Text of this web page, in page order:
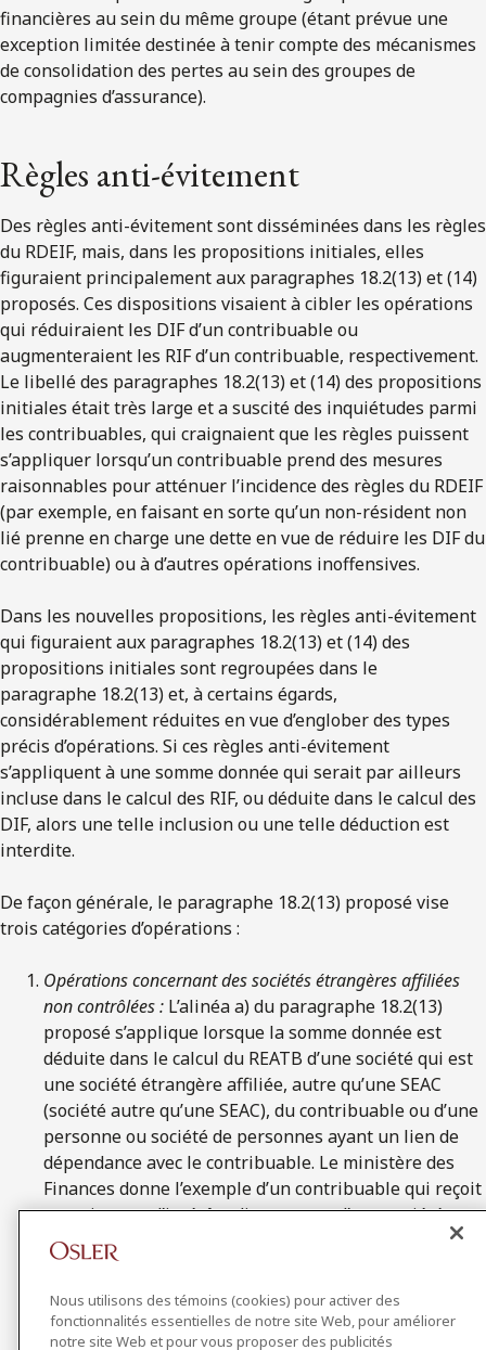
financières au sein du même groupe (étant prévue une
exception limitée destinée à tenir compte des mécanismes
de consolidation des pertes au sein des groupes de
compagnies d’assurance).
Règles anti-évitement
Des règles anti-évitement sont disséminées dans les règles
du RDEIF, mais, dans les propositions initiales, elles
figuraient principalement aux paragraphes 18.2(13) et (14)
proposés. Ces dispositions visaient à cibler les opérations
qui réduiraient les DIF d’un contribuable ou
augmenteraient les RIF d’un contribuable, respectivement.
Le libellé des paragraphes 18.2(13) et (14) des propositions
initiales était très large et a suscité des inquiétudes parmi
les contribuables, qui craignaient que les règles puissent
s’appliquer lorsqu’un contribuable prend des mesures
raisonnables pour atténuer l’incidence des règles du RDEIF
(par exemple, en faisant en sorte qu’un non-résident non
lié prenne en charge une dette en vue de réduire les DIF du
contribuable) ou à d’autres opérations inoffensives.
Dans les nouvelles propositions, les règles anti-évitement
qui figuraient aux paragraphes 18.2(13) et (14) des
propositions initiales sont regroupées dans le
paragraphe 18.2(13) et, à certains égards,
considérablement réduites en vue d’englober des types
précis d’opérations. Si ces règles anti-évitement
s’appliquent à une somme donnée qui serait par ailleurs
incluse dans le calcul des RIF, ou déduite dans le calcul des
DIF, alors une telle inclusion ou une telle déduction est
interdite.
De façon générale, le paragraphe 18.2(13) proposé vise
trois catégories d’opérations :
Opérations concernant des sociétés étrangères affiliées
non contrôlées : L’alinéa a) du paragraphe 18.2(13)
proposé s’applique lorsque la somme donnée est
déduite dans le calcul du REATB d’une société qui est
une société étrangère affiliée, autre qu’une SEAC
(société autre qu’une SEAC), du contribuable ou d’une
personne ou société de personnes ayant un lien de
dépendance avec le contribuable. Le ministère des
Finances donne l’exemple d’un contribuable qui reçoit
un paiement d’intérêts directement d’une société
autre qu’une SEAC du contribuable (ou indirectement
d’une telle société affiliée par le biais d’un
intermédiaire) et le paiement d’intérêts est déductible
dans le calcul du REATB de la société affiliée. Sans
cette règle, l’intérêt créerait des RIF pour le
Nous utilisons des témoins (cookies) pour activer des
fonctionnalités essentielles de notre site Web, pour améliorer
notre site Web et pour vous proposer des publicités